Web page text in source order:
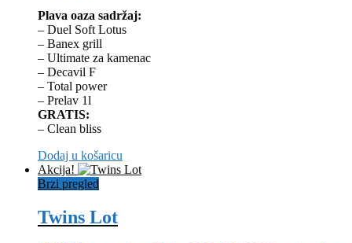
Plava oaza sadržaj:
– Duel Soft Lotus
– Banex grill
– Ultimate za kamenac
– Decavil F
– Total power
– Prelav 1l
GRATIS:
– Clean bliss
Dodaj u košaricu
Akcija!
Brzi pregled
Twins Lot